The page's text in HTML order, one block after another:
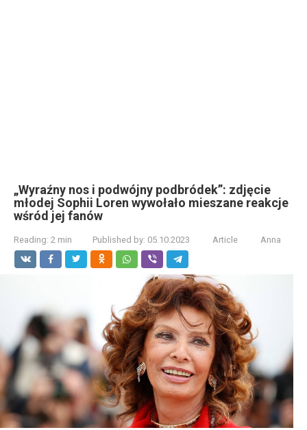
„Wyraźny nos i podwójny podbródek”: zdjęcie
młodej Sophii Loren wywołało mieszane reakcje
wśród jej fanów
Reading: 2 min Published by: 05.10.2023 Article Anna